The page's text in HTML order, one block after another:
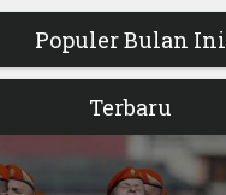
Populer Bulan Ini
Terbaru